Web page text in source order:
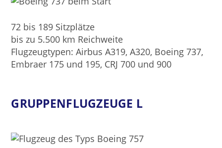
72 bis 189 Sitzplätze
bis zu 5.500 km Reichweite
Flugzeugtypen: Airbus A319, A320, Boeing 737,
Embraer 175 und 195, CRJ 700 und 900
GRUPPENFLUGZEUGE L